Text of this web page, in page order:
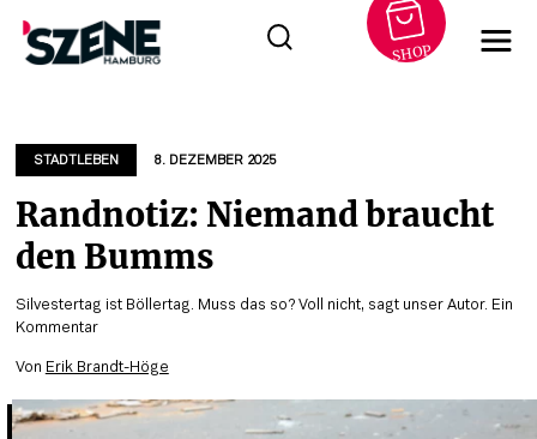
springen
SHOP
STADTLEBEN 8. DEZEMBER 2025
Randnotiz: Niemand braucht
den Bumms
Silvestertag ist Böllertag. Muss das so? Voll nicht, sagt unser Autor. Ein
Kommentar
Von Erik Brandt-Höge